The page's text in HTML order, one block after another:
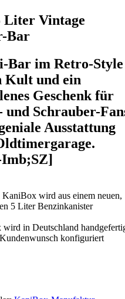
Liter Vintage
Bar
Bar im Retro-Style
Kult und ein
Geschenk für
und Schrauber-
Ausstattung
.
wird aus einem neuen,
5 Liter Benzinkanister
wird in Deutschland
konfiguriert